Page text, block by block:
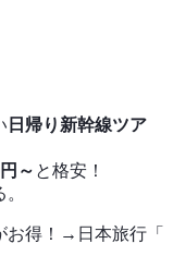
日帰り新幹線ツア
～ と格安！
お得！→日本旅行「